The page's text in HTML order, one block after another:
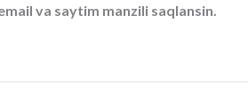
va saytim manzili saqlansin.